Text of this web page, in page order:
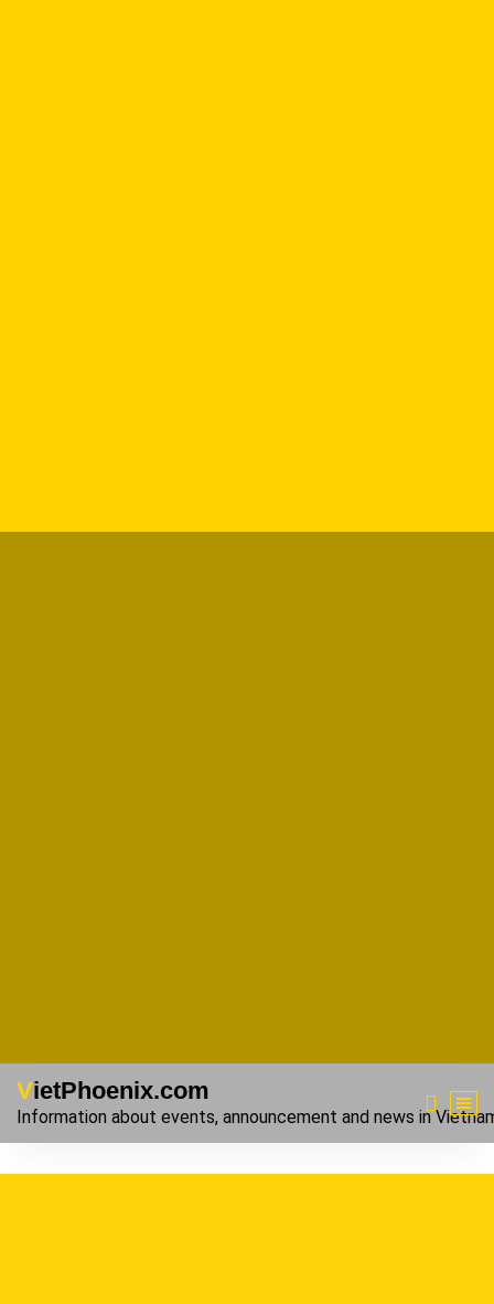
VietPhoenix.com
Information about events, announcement and news in